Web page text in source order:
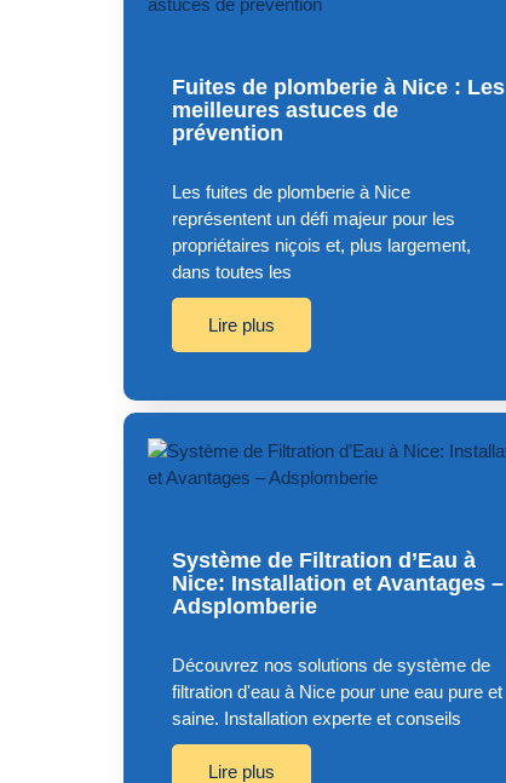
Fuites de plomberie à Nice : Les
meilleures astuces de
prévention
Les fuites de plomberie à Nice
représentent un défi majeur pour les
propriétaires niçois et, plus largement,
dans toutes les
Lire plus
Système de Filtration d’Eau à
Nice: Installation et Avantages –
Adsplomberie
Découvrez nos solutions de système de
filtration d'eau à Nice pour une eau pure et
saine. Installation experte et conseils
Lire plus